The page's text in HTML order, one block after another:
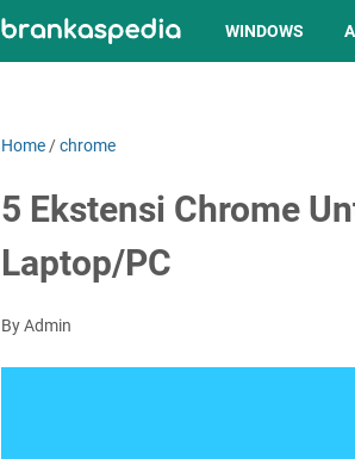
WINDOWS
Home /chrome
5 Ekstensi Chrome
Laptop/PC
By Admin